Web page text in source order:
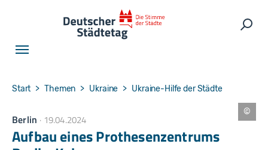
You are here:
Start Themen Ukraine Ukraine-Hilfe der Städte
Berlin 19.04.2024
Aufbau eines Prothesenzentrums
L